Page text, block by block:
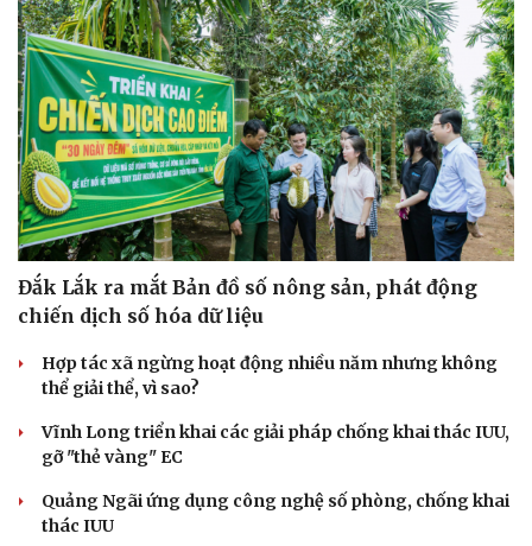
Đắk Lắk ra mắt Bản đồ số nông sản, phát động
chiến dịch số hóa dữ liệu
Hợp tác xã ngừng hoạt động nhiều năm nhưng không
thể giải thể, vì sao?
Vĩnh Long triển khai các giải pháp chống khai thác IUU,
gỡ "thẻ vàng" EC
Quảng Ngãi ứng dụng công nghệ số phòng, chống khai
thác IUU